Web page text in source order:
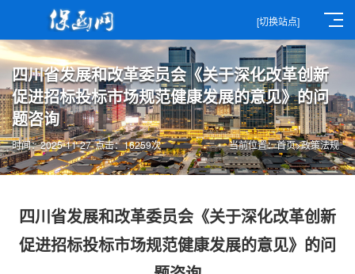
[切换站点]
四川省发展和改革委员会《关于深化改革创新
促进招标投标市场规范健康发展的意见》的问
题咨询
当前位置：首页>政策法规
时间：2025-11-27 点击：16259次
四川省发展和改革委员会《关于深化改革创新
促进招标投标市场规范健康发展的意见》的问